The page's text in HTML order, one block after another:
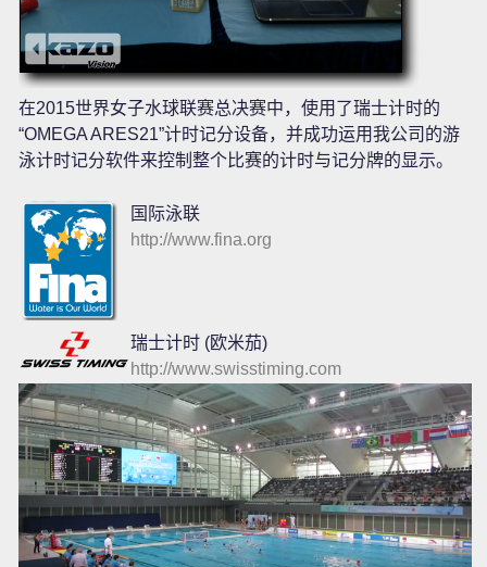
在2015世界女子水球联赛总决赛中，使用了瑞士计时的
“OMEGA ARES21”计时记分设备，并成功运用我公司的游
泳计时记分软件来控制整个比赛的计时与记分牌的显示。
国际泳联
http://www.fina.org
瑞士计时 (欧米茄)
http://www.swisstiming.com